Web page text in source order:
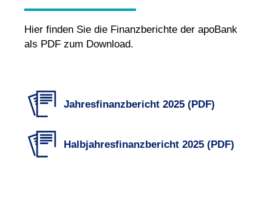
Hier finden Sie die Finanzberichte der apoBank
als PDF zum Download.
Jahresfinanzbericht 2025 (PDF)
Halbjahresfinanzbericht 2025 (PDF)